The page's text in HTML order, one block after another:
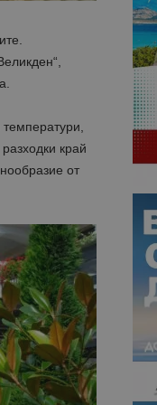
край
от